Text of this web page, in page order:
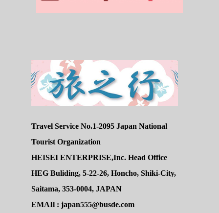
Travel Service No.1-2095 Japan National
Tourist Organization
HEISEI ENTERPRISE,Inc. Head Office
HEG Buliding, 5-22-26, Honcho, Shiki-City,
Saitama, 353-0004, JAPAN
EMAIl : japan555@busde.com